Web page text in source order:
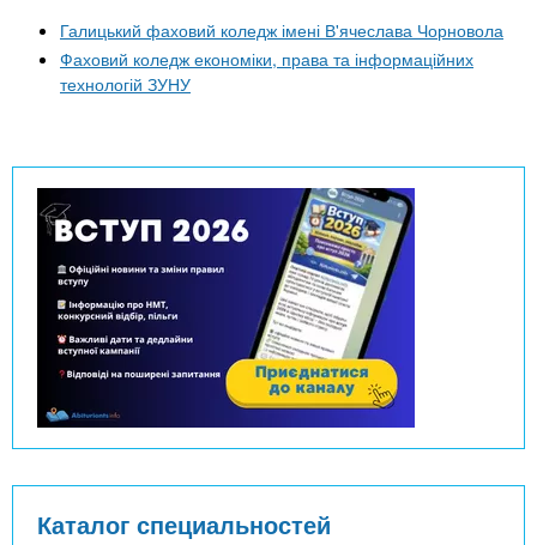
Галицький фаховий коледж імені В'ячеслава Чорновола
Фаховий коледж економіки, права та інформаційних
технологій ЗУНУ
Каталог специальностей